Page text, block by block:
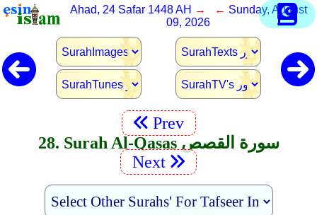
Ahad, 24 Safar 1448 AH → ← Sunday, August
09, 2026
Prev
28. Surah Al-Qasas سورة القصص
Next